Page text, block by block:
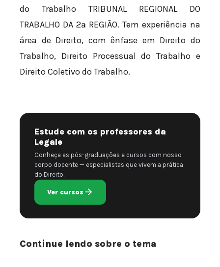
do Trabalho TRIBUNAL REGIONAL DO
TRABALHO DA 2ª REGIÃO. Tem experiência na
área de Direito, com ênfase em Direito do
Trabalho, Direito Processual do Trabalho e
Direito Coletivo do Trabalho.
Estude com os professores da
Legale
Conheça as pós-graduações e cursos com nosso
corpo docente — especialistas que vivem a prática
do Direito.
Ver cursos
Continue lendo sobre o tema